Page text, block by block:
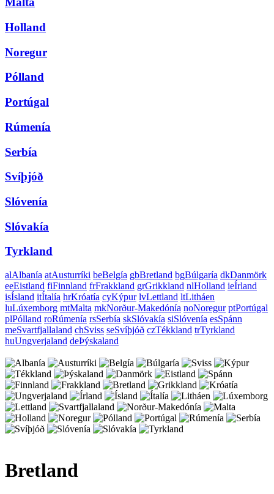
Holland
Noregur
Pólland
Portúgal
Rúmenía
Serbía
Svíþjóð
Slóvenía
Slóvakía
Tyrkland
alAlbanía atAusturríki beBelgía gbBretland bgBúlgaría dkDanmörk
eeEistland fiFinnland frFrakkland grGrikkland nlHolland ieÍrland
isÍsland itÍtalía hrKróatía cyKýpur lvLettland ltLitháen
luLúxemborg mtMalta mkNorður-Makedónía noNoregur ptPortúgal
plPólland roRúmenía rsSerbía skSlóvakía siSlóvenía esSpánn
meSvartfjallaland chSviss seSvíþjóð czTékkland trTyrkland
huUngverjaland deÞýskaland
Bretland